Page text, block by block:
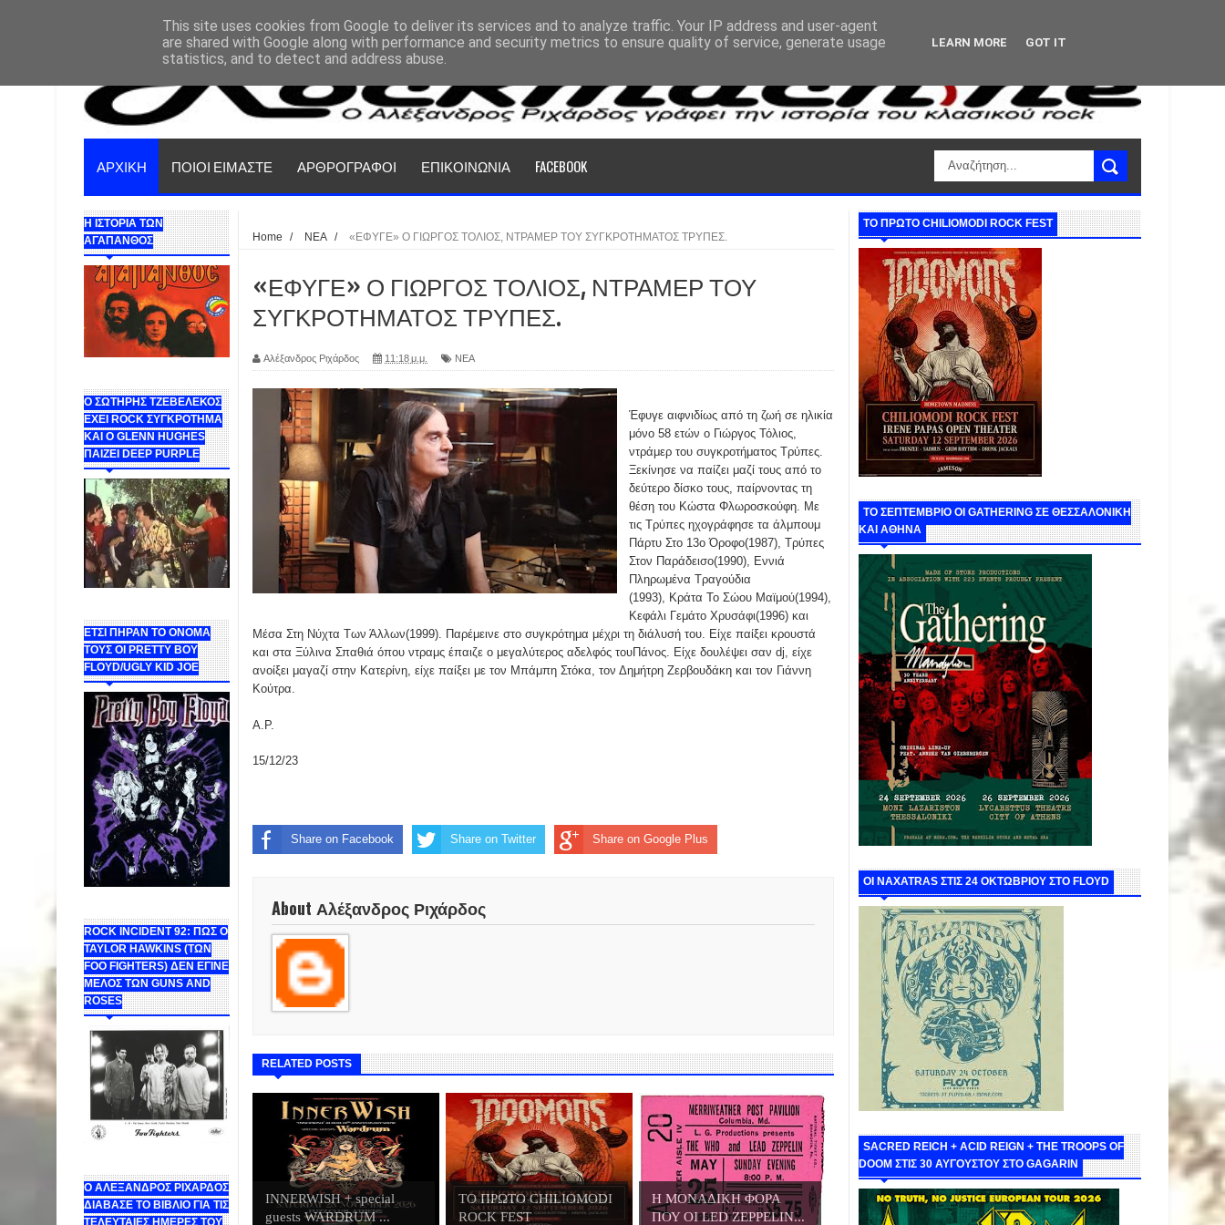
ΑΡΧΙΚΗ ΠΟΙΟΙ ΕΙΜΑΣΤΕ ΑΡΘΡΟΓΡΑΦΟΙ ΕΠΙΚΟΙΝΩΝΙΑ FACEBOOK
Η ΙΣΤΟΡΙΑ ΤΩΝ
ΑΓΑΠΑΝΘΟΣ
Ο ΣΩΤΗΡΗΣ ΤΖΕΒΕΛΕΚΟΣ
ΕΧΕΙ ROCK ΣΥΓΚΡΟΤΗΜΑ
ΚΑΙ Ο GLENN HUGHES
ΠΑΙΖΕΙ DEEP PURPLE
ΕΤΣΙ ΠΗΡΑΝ ΤΟ ΟΝΟΜΑ
ΤΟΥΣ ΟΙ PRETTY BOY
FLOYD/UGLY KID JOE
ROCK INCIDENT 92: ΠΩΣ Ο
TAYLOR HAWKINS (ΤΩΝ
FOO FIGHTERS) ΔΕΝ ΕΓΙΝΕ
ΜΕΛΟΣ ΤΩΝ GUNS AND
ROSES
Ο ΑΛΕΞΑΝΔΡΟΣ ΡΙΧΑΡΔΟΣ
ΔΙΑΒΑΣΕ ΤΟ ΒΙΒΛΙΟ ΓΙΑ ΤΙΣ
Home / ΝΕΑ / «ΕΦΥΓΕ» Ο ΓΙΩΡΓΟΣ ΤΟΛΙΟΣ, ΝΤΡΑΜΕΡ ΤΟΥ ΣΥΓΚΡΟΤΗΜΑΤΟΣ ΤΡΥΠΕΣ.
«ΕΦΥΓΕ» Ο ΓΙΩΡΓΟΣ ΤΟΛΙΟΣ, ΝΤΡΑΜΕΡ ΤΟΥ
ΣΥΓΚΡΟΤΗΜΑΤΟΣ ΤΡΥΠΕΣ.
Αλέξανδρος Ριχάρδος 11:18 μ.μ. ΝΕΑ
Έφυγε αιφνιδίως από τη ζωή σε ηλικία
μόνο 58 ετών ο Γιώργος Τόλιος,
ντράμερ του συγκροτήματος Τρύπες.
Ξεκίνησε να παίζει μαζί τους από το
δεύτερο δίσκο τους, παίρνοντας τη
θέση του Κώστα Φλωροσκούφη. Με
τις Τρύπες ηχογράφησε τα άλμπουμ
Πάρτυ Στο 13ο Όροφο(1987), Τρύπες
Στον Παράδεισο(1990), Εννιά
Πληρωμένα Τραγούδια
(1993), Κράτα Το Σώου Μαϊμού(1994),
Κεφάλι Γεμάτο Χρυσάφι(1996) και
Μέσα Στη Νύχτα Των Άλλων(1999). Παρέμεινε στο συγκρότημα μέχρι τη διάλυσή του. Είχε παίξει κρουστά
και στα Ξύλινα Σπαθιά όπου ντραμς έπαιζε ο μεγαλύτερος αδελφός τουΠάνος. Είχε δουλέψει σαν dj, είχε
ανοίξει μαγαζί στην Κατερίνη, είχε παίξει με τον Μπάμπη Στόκα, τον Δημήτρη Ζερβουδάκη και τον Γιάννη
Κούτρα.
Α.Ρ.
15/12/23
Share on Facebook Share on Twitter Share on Google Plus
About Αλέξανδρος Ριχάρδος
RELATED POSTS
INNERWISH + special
guests WARDRUM ...
ΤΟ ΠΡΩΤΟ CHILIOMODI
ROCK FEST
Η ΜΟΝΑΔΙΚΗ ΦΟΡΑ
ΠΟΥ ΟΙ LED ZEPPELIN...
ΤΟ ΠΡΩΤΟ CHILIOMODI ROCK FEST
ΤΟ ΣΕΠΤΕΜΒΡΙΟ ΟΙ GATHERING ΣΕ ΘΕΣΣΑΛΟΝΙΚΗ
ΚΑΙ ΑΘΗΝΑ
ΟΙ NAXATRAS ΣΤΙΣ 24 ΟΚΤΩΒΡΙΟΥ ΣΤΟ FLOYD
SACRED REICH + ACID REIGN + THE TROOPS OF
DOOM ΣΤΙΣ 30 ΑΥΓΟΥΣΤΟΥ ΣΤΟ GAGARIN
This site uses cookies from Google to deliver its services and to analyze traffic. Your IP address and user-agent
are shared with Google along with performance and security metrics to ensure quality of service, generate usage
statistics, and to detect and address abuse.
LEARN MORE GOT IT